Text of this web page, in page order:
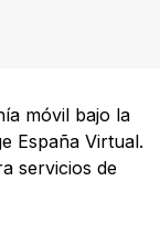
móvil bajo la
España Virtual.
servicios de